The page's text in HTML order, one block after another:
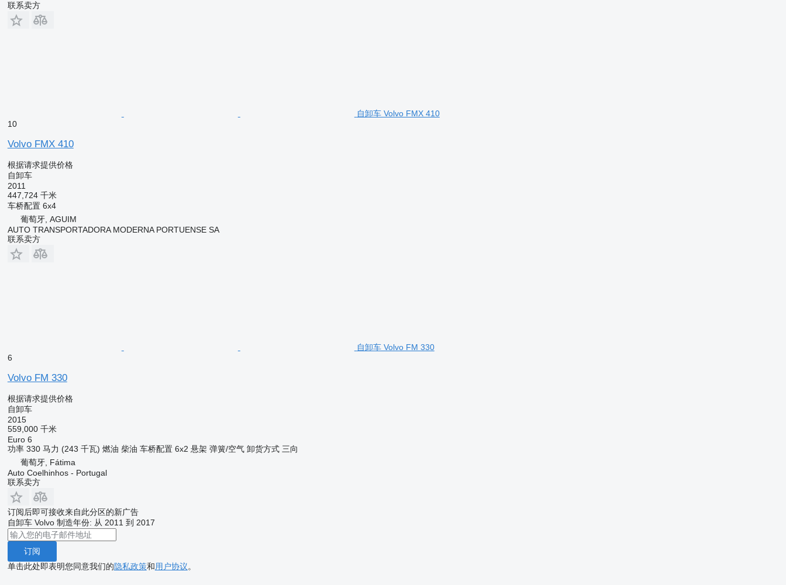
联系卖方
自卸车 Volvo FMX 410
10
Volvo FMX 410
根据请求提供价格
自卸车
2011
447,724 千米
车桥配置 6x4
葡萄牙, AGUIM
AUTO TRANSPORTADORA MODERNA PORTUENSE SA
联系卖方
自卸车 Volvo FM 330
6
Volvo FM 330
根据请求提供价格
自卸车
2015
559,000 千米
Euro 6
功率 330 马力 (243 千瓦) 燃油 柴油 车桥配置 6x2 悬架 弹簧/空气 卸货方式 三向
葡萄牙, Fátima
Auto Coelhinhos - Portugal
联系卖方
订阅后即可接收来自此分区的新广告
自卸车 Volvo 制造年份: 从 2011 到 2017
订阅
单击此处即表明您同意我们的隐私政策和用户协议。